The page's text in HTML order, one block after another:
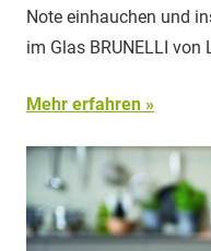
Note einhauchen und
im Glas BRUNELLI von
Mehr erfahren